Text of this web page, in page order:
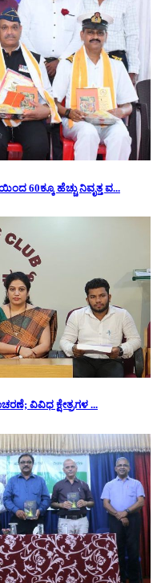
60ಕ್ಕೂ ಹೆಚ್ಚು ನಿವೃತ್ತ ವ...
ವಿವಿಧ ಕ್ಷೇತ್ರಗಳ ...